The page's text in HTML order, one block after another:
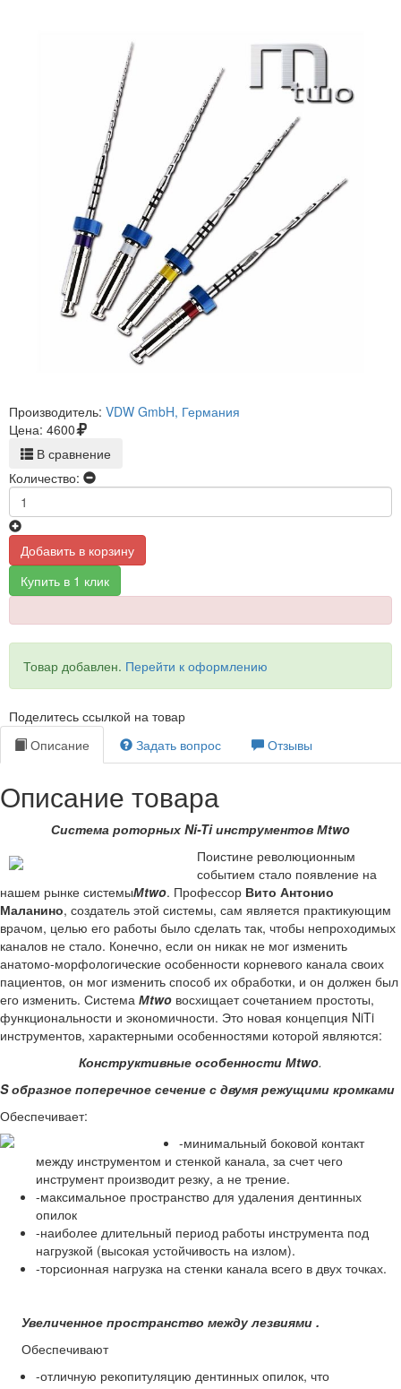
Производитель: VDW GmbH, Германия
Цена: 4600
В сравнение
Количество:
Добавить в корзину
Купить в 1 клик
Товар добавлен. Перейти к оформлению
Поделитесь ссылкой на товар
Описание
Задать вопрос Отзывы
Описание товара
Система роторных Ni-Tiинструментов Мtwo
Поистине революционным
событием стало появление на
нашем рынке системыМtwo. Профессор Вито Антонио
Маланино, создатель этой системы, сам является практикующим
врачом, целью его работы было сделать так, чтобы непроходимых
каналов не стало. Конечно, если он никак не мог изменить
анатомо-морфологические особенности корневого канала своих
пациентов, он мог изменить способ их обработки, и он должен был
его изменить. Система Мtwo восхищает сочетанием простоты,
функциональности и экономичности. Это новая концепция NiTi
инструментов, характерными особенностями которой являются:
Конструктивные особенности Мtwo.
Sобразное поперечное сечение с двумя режущими кромками
Обеспечивает:
-минимальный боковой контакт
между инструментом и стенкой канала, за счет чего
инструмент производит резку, а не трение.
-максимальное пространство для удаления дентинных
опилок
-наиболее длительный период работы инструмента под
нагрузкой (высокая устойчивость на излом).
-торсионная нагрузка на стенки канала всего в двух точках.
Увеличенное пространство между лезвиями .
Обеспечивают
-отличную рекопитуляцию дентинных опилок, что